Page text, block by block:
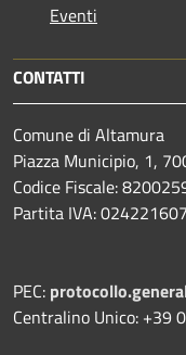
Eventi
CONTATTI
Comune di Altamura
Piazza Municipio, 1,
Codice Fiscale:
Partita IVA:
PEC:
Centralino Unico: +39